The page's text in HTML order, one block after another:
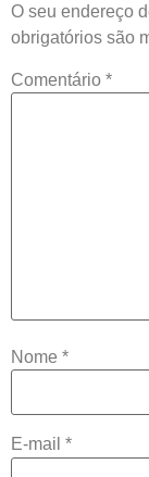
O seu endereço
obrigatórios são
Comentário *
Nome *
E-mail *